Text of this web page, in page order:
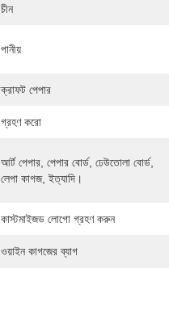
চীন
পানীয়
ক্রাফট পেপার
গ্রহণ করো
আর্ট পেপার, পেপার বোর্ড, ঢেউতোলা বোর্ড,
লেপা কাগজ, ইত্যাদি।
কাস্টমাইজড লোগো গ্রহণ করুন
ওয়াইন কাগজের ব্যাগ